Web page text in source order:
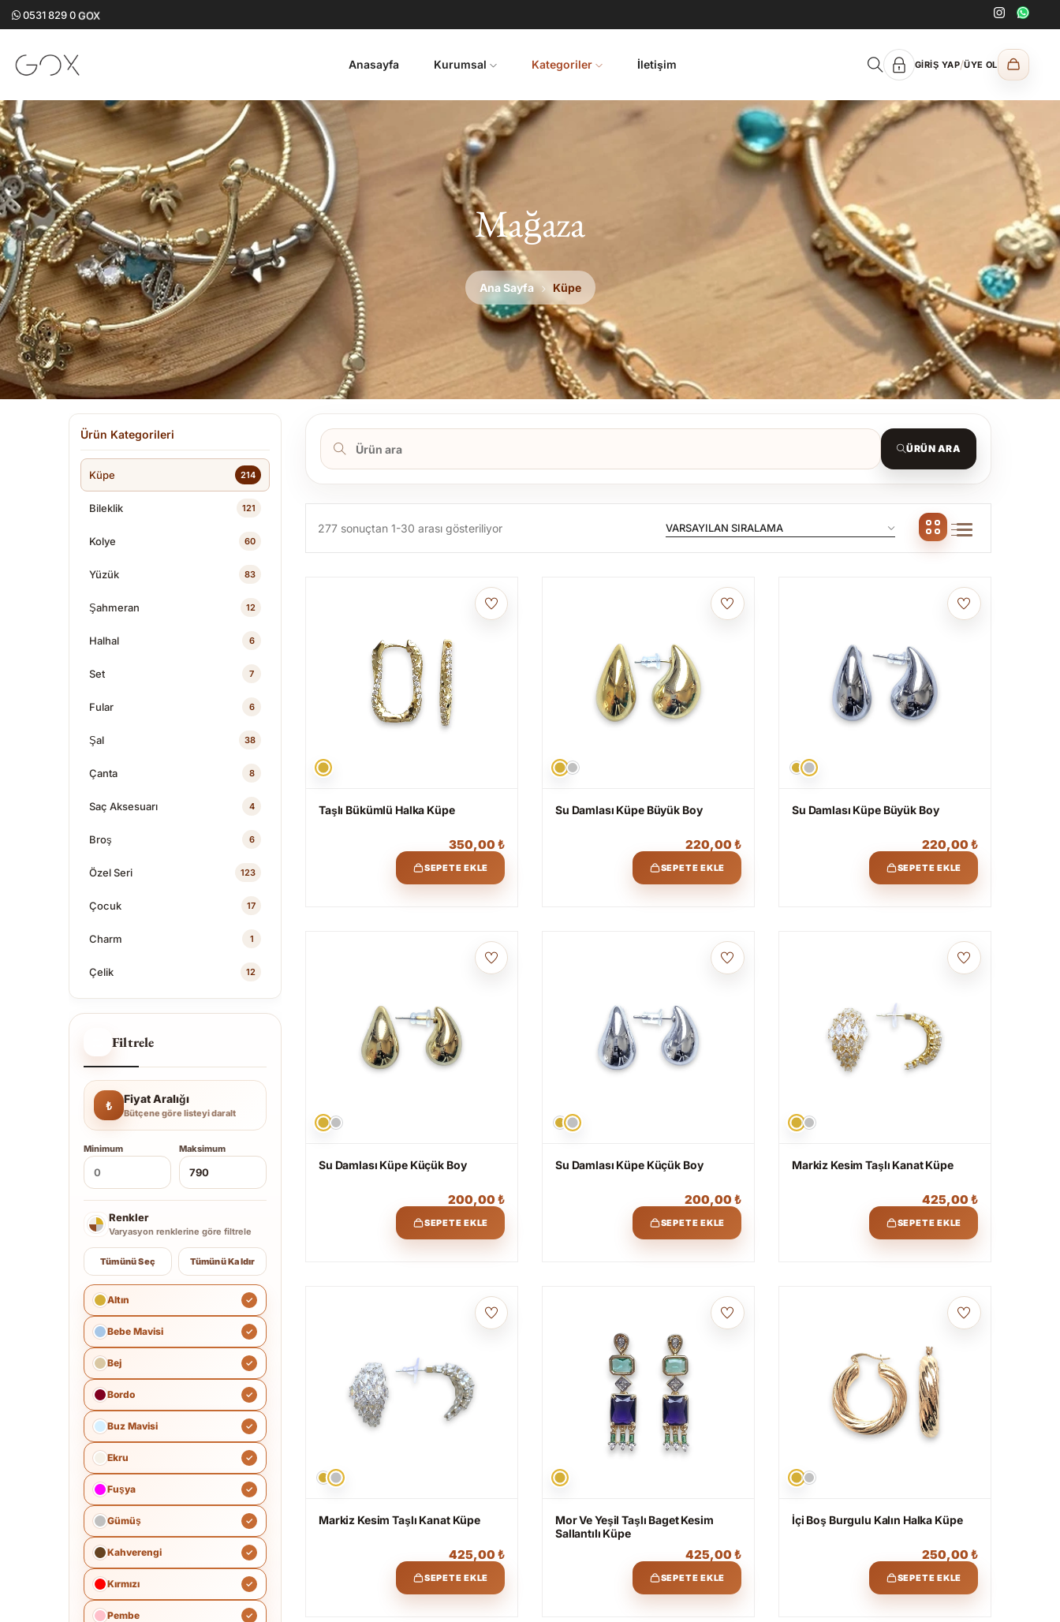
0531 829 0GOX
Anasayfa Kurumsal Kategoriler İletişim GIRIŞ YAP/ÜYE OL
Mağaza
Ana Sayfa Küpe
Ürün Kategorileri
Küpe 214
Bileklik 121
Kolye 60
Yüzük 83
Şahmeran 12
Halhal 6
Set 7
Fular 6
Şal 38
Çanta 8
Saç Aksesuarı 4
Broş 6
Özel Seri 123
Çocuk 17
Charm 1
Çelik 12
Filtrele
₺
Fiyat Aralığı
Bütçene göre listeyi daralt
Minimum Maksimum
Renkler
Varyasyon renklerine göre filtrele
Tümünü Seç Tümünü Kaldır
Altın
Bebe Mavisi
Bej
Bordo
Buz Mavisi
Ekru
Fuşya
Gümüş
Kahverengi
Kırmızı
Pembe
ÜRÜN ARA
277 sonuçtan 1-30 arası gösteriliyor
Taşlı Bükümlü Halka Küpe
350,00₺
SEPETE EKLE
Su Damlası Küpe Büyük Boy
220,00₺
SEPETE EKLE
Su Damlası Küpe Büyük Boy
220,00₺
SEPETE EKLE
Su Damlası Küpe Küçük Boy
200,00₺
SEPETE EKLE
Su Damlası Küpe Küçük Boy
200,00₺
SEPETE EKLE
Markiz Kesim Taşlı Kanat Küpe
425,00₺
SEPETE EKLE
Markiz Kesim Taşlı Kanat Küpe
425,00₺
SEPETE EKLE
Mor Ve Yeşil Taşlı Baget Kesim
Sallantılı Küpe
425,00₺
SEPETE EKLE
İçi Boş Burgulu Kalın Halka Küpe
250,00₺
SEPETE EKLE